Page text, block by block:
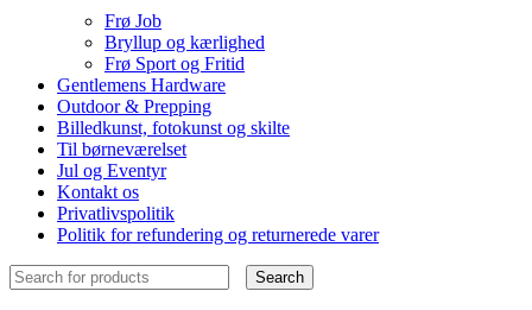
Frø Job
Bryllup og kærlighed
Frø Sport og Fritid
Gentlemens Hardware
Outdoor & Prepping
Billedkunst, fotokunst og skilte
Til børneværelset
Jul og Eventyr
Kontakt os
Privatlivspolitik
Politik for refundering og returnerede varer
Search